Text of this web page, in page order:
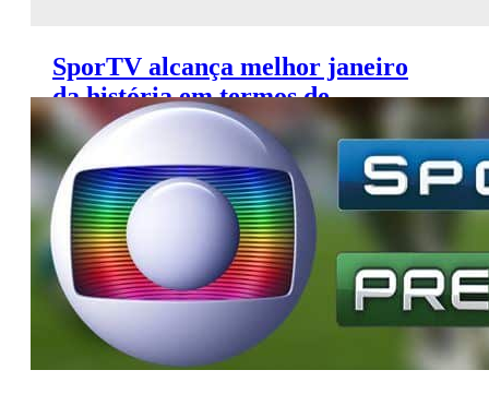
SporTV alcança melhor janeiro
da história em termos de
audiência